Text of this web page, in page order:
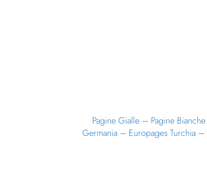
Pagine Gialle – Pagine Bianche
Germania – Europages Turchia –